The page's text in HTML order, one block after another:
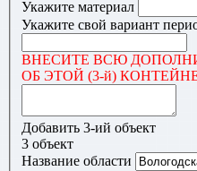
Укажите материал
Укажите свой вариант
ВНЕСИТЕ ВСЮ
ОБ ЭТОЙ (3-й)
Добавить 3-ий объект
3 объект
Название области